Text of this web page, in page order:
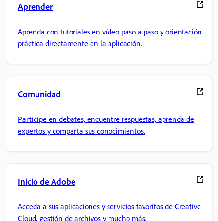
Aprender
Aprenda con tutoriales en vídeo paso a paso y orientación
práctica directamente en la aplicación.
Comunidad
Participe en debates, encuentre respuestas, aprenda de
expertos y comparta sus conocimientos.
Inicio de Adobe
Acceda a sus aplicaciones y servicios favoritos de Creative
Cloud, gestión de archivos y mucho más.